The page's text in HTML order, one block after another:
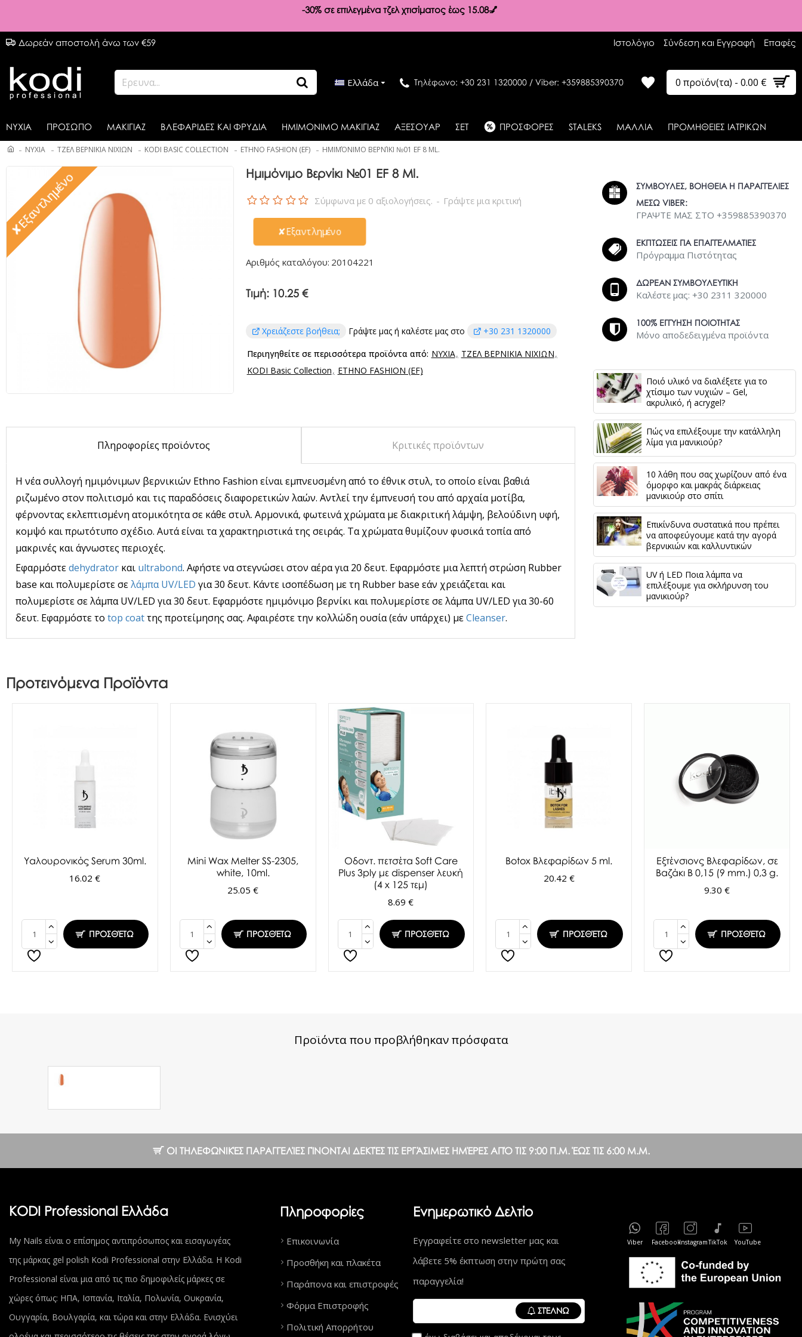
-30% σε επιλεγμένα τζελ χτισίματος έως 15.08💅
Δωρεάν αποστολή άνω των €59 Ιστολόγιο Σύνδεση και Εγγραφή Επαφές
Ελλάδα Τηλέφωνο: +30 231 1320000 / Viber: +359885390370 0 προϊόν(τα) - 0.00 €
ΝΥΧΙΑ ΠΡΟΣΩΠΟ ΜΑΚΙΓΙΑΖ ΒΛΕΦΑΡΙΔΕΣ ΚΑΙ ΦΡΥΔΙΑ ΗΜΙΜΟΝΙΜΟ ΜΑΚΙΓΙΑΖ ΑΞΕΣΟΥΑΡ ΣΕΤ ΠΡΟΣΦΟΡΕΣ STALEKS ΜΑΛΛΙΑ ΠΡΟΜΗΘΕΙΕΣ ΙΑΤΡΙΚΩΝ
ΝΥΧΙΑ ΤΖΕΛ ΒΕΡΝΙΚΙΑ ΝΙΧΙΩΝ KODI BASIC COLLECTION ETHNO FASHION (EF) ΗΜΙΜΌΝΙΜΟ ΒΕΡΝΊΚΙ №01 EF 8 ML.
✘Εξαντλημένο Ημιμόνιμο Βερνίκι №01 EF 8 Ml.
✘Εξαντλημένο
Αριθμός καταλόγου: 20104221
Σύμφωνα με 0 αξιολογήσεις. - Γράψτε μια κριτική
Τιμή: 10.25 €
Χρειάζεστε βοήθεια; Γράψτε μας ή καλέστε μας στο
+30 231 1320000
Περιηγηθείτε σε περισσότερα προϊόντα από: ΝΥΧΙΑ
ΤΖΕΛ ΒΕΡΝΙΚΙΑ ΝΙΧΙΩΝ
KODI Basic Collection
ETHNO FASHION (EF)
Πληροφορίες προϊόντος Κριτικές προϊόντων
Η νέα συλλογή ημιμόνιμων βερνικιών Ethno Fashion είναι εμπνευσμένη από το έθνικ στυλ, το οποίο είναι βαθιά
ριζωμένο στον πολιτισμό και τις παραδόσεις διαφορετικών λαών. Αντλεί την έμπνευσή του από αρχαία μοτίβα,
φέρνοντας εκλεπτισμένη ατομικότητα σε κάθε στυλ. Αρμονικά, φωτεινά χρώματα με διακριτική λάμψη, βελούδινη υφή,
κομψό και πρωτότυπο σχέδιο. Αυτά είναι τα χαρακτηριστικά της σειράς. Τα χρώματα θυμίζουν φυσικά τοπία από
μακρινές και άγνωστες περιοχές.
Εφαρμόστεdehydrator και ultrabond. Αφήστε να στεγνώσει στον αέρα για 20 δευτ. Εφαρμόστε μια λεπτή στρώση Rubber
base και πολυμερίστε σελάμπα UV/LED για 30 δευτ. Κάντε ισοπέδωση με τη Rubber base εάν χρειάζεται και
πολυμερίστε σε λάμπα UV/LED για 30 δευτ. Εφαρμόστε ημιμόνιμο βερνίκι και πολυμερίστε σε λάμπα UV/LED για 30-60
δευτ. Εφαρμόστε το top coatτης προτείμησης σας. Αφαιρέστε την κολλώδη ουσία (εάν υπάρχει) μεCleanser.
ΣΥΜΒΟΥΛΕΣ, ΒΟΗΘΕΙΑ Η ΠΑΡΑΓΓΕΛΙΕΣ
ΜΕΣΩ VIBER:
ΓΡΑΨΤΕ ΜΑΣ ΣΤΟ +359885390370
ΕΚΠΤΩΣΕΙΣ ΓΙΑ ΕΠΑΓΓΕΛΜΑΤΙΕΣ
Πρόγραμμα Πιστότητας
ΔΩΡΕΑΝ ΣΥΜΒΟΥΛΕΥΤΙΚΗ
Καλέστε μας: +30 2311 320000
100% ΕΓΓΥΗΣΗ ΠΟΙΟΤΗΤΑΣ
Μόνο αποδεδειγμένα προϊόντα
Ποιό υλικό να διαλέξετε για το
χτίσιμο των νυχιών – Gel,
ακρυλικό, ή acrygel?
Πώς να επιλέξουμε την κατάλληλη
λίμα για μανικιούρ?
10 λάθη που σας χωρίζουν από ένα
όμορφο και μακράς διάρκειας
μανικιούρ στο σπίτι
Επικίνδυνα συστατικά που πρέπει
να αποφεύγουμε κατά την αγορά
βερνικιών και καλλυντικών
UV ή LED Ποια λάμπα να
επιλέξουμε για σκλήρυνση του
μανικιούρ?
Προτεινόμενα Προϊόντα
Υαλουρονικός Serum 30ml.
16.02 €
ΠΡΟΣΘΈΤΩ
Mini Wax Melter SS-2305,
white, 10ml.
25.05 €
ΠΡΟΣΘΈΤΩ
Oδοντ. πετσέτα Soft Care
Plus 3ply με dispenser λευκή
(4 x 125 τεμ)
8.69 €
ΠΡΟΣΘΈΤΩ
Botox Βλεφαρίδων 5 ml.
20.42 €
ΠΡΟΣΘΈΤΩ
Εξτένσιονς Βλεφαρίδων, σε
Βαζάκι Β 0,15 (9 mm.) 0,3 g.
9.30 €
ΠΡΟΣΘΈΤΩ
Προϊόντα που προβλήθηκαν πρόσφατα
ΟΙ ΤΗΛΕΦΩΝΙΚΈΣ ΠΑΡΑΓΓΕΛΊΕΣ ΓΊΝΟΝΤΑΙ ΔΕΚΤΈΣ ΤΙΣ ΕΡΓΆΣΙΜΕΣ ΗΜΈΡΕΣ ΑΠΌ ΤΙΣ 9:00 Π.Μ. ΈΩΣ ΤΙΣ 6:00 Μ.Μ.
KODI Professional Ελλάδα
My Nails είναι ο επίσημος αντιπρόσωπος και εισαγωγέας
της μάρκας gel polish Kodi Professional στην Ελλάδα. Η Kodi
Professional είναι μια από τις πιο δημοφιλείς μάρκες σε
χώρες όπως: ΗΠΑ, Ισπανία, Ιταλία, Πολωνία, Ουκρανία,
Ουγγαρία, Βουλγαρία, και τώρα και στην Ελλάδα. Ενισχύει
Πληροφορίες
Επικοινωνία
Προσθήκη και πλακέτα
Παράπονα και επιστροφές
Φόρμα Επιστροφής
Πολιτική Απορρήτου
Ενημερωτικό Δελτίο
Εγγραφείτε στο newsletter μας και
λάβετε 5% έκπτωση στην πρώτη σας
παραγγελία!
ΣΤΈΛΝΩ
Viber FacebookInstagramTikTok YouTube